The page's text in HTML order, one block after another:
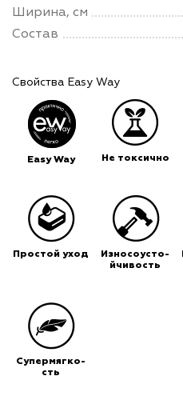
Ширина, см
Состав
Свойства Easy Way
Easy Way Не токсично
Простой уход
Износоусто-
йчивость
Супермягко-
сть